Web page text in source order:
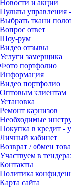
Новости и акции
Пульты управления
Выбрать ткани
Вопрос ответ
Шоу-рум
Видео отзывы
Услуги замерщика
Фото портфолио
Информация
Видео портфолио
Оптовым клиентам
Установка
Ремонт карнизов
Необходимые
Покупка в кредит -
Личный кабинет
Возврат / обмен
Участвуем в
Контакты
Политика
Карта сайта